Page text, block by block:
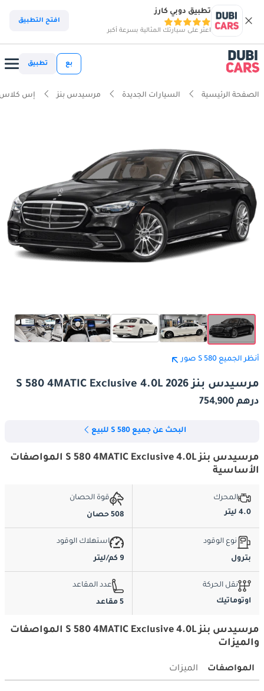
تطبيق دوبي كارز
اعثر على سيارتك المثالية بسرعة أكبر
افتح التطبيق
بع تطبيق
الصفحة الرئيسية السيارات الجديدة مرسيدس بنز إس
أنظر الجميع S 580 صور
مرسيدس بنز S 580 4MATIC Exclusive 4.0L 2026
درهم 754,900
البحث عن جميع S 580 للبيع
مرسيدس بنز S 580 4MATIC Exclusive 4.0L المواصفات
الأساسية
المحرك
4.0 ليتر
قوة الحصان
508 حصان
نوع الوقود
بترول
استهلاك الوقود
9 كم/ليتر
نقل الحركة
اوتوماتيك
عدد المقاعد
5 مقاعد
مرسيدس بنز S 580 4MATIC Exclusive 4.0L المواصفات
والميزات
المواصفات الميزات